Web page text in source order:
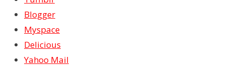
Blogger
Myspace
Delicious
Yahoo Mail